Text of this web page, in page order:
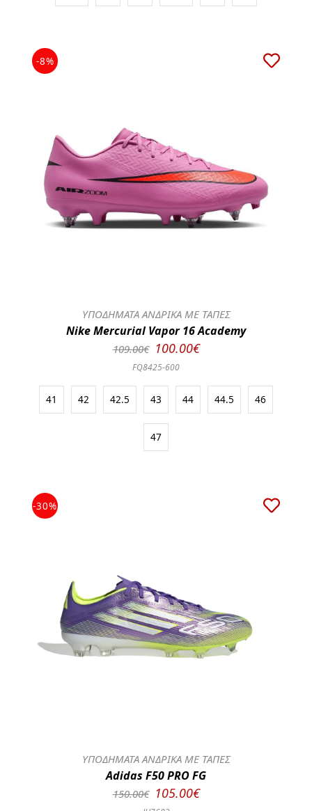
-8%
ΥΠΟΔΗΜΑΤΑ ΑΝΔΡΙΚΑ ΜΕ ΤΑΠΕΣ
Nike Mercurial Vapor 16 Academy
109.00€ 100.00€
FQ8425-600
41 42 42.5 43 44 44.5 46
47
-30%
ΥΠΟΔΗΜΑΤΑ ΑΝΔΡΙΚΑ ΜΕ ΤΑΠΕΣ
Adidas F50 PRO FG
150.00€ 105.00€